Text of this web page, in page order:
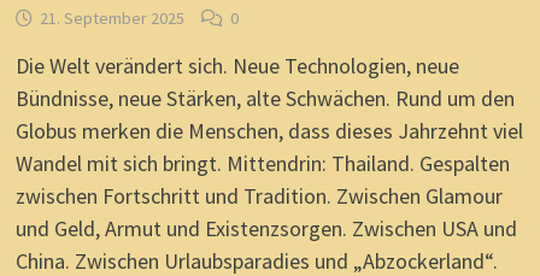
21. September 2025 0
Die Welt verändert sich. Neue Technologien, neue
Bündnisse, neue Stärken, alte Schwächen. Rund um den
Globus merken die Menschen, dass dieses Jahrzehnt viel
Wandel mit sich bringt. Mittendrin: Thailand. Gespalten
zwischen Fortschritt und Tradition. Zwischen Glamour
und Geld, Armut und Existenzsorgen. Zwischen USA und
China. Zwischen Urlaubsparadies und „Abzockerland“.